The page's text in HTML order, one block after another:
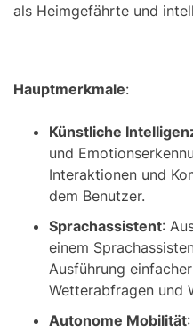
als Heimgefährte und
Hauptmerkmale:
Künstliche
und
Interaktionen und
dem Benutzer.
Sprachassistent:
einem
Ausführung
Wetterabfragen und
Autonome Mobilität